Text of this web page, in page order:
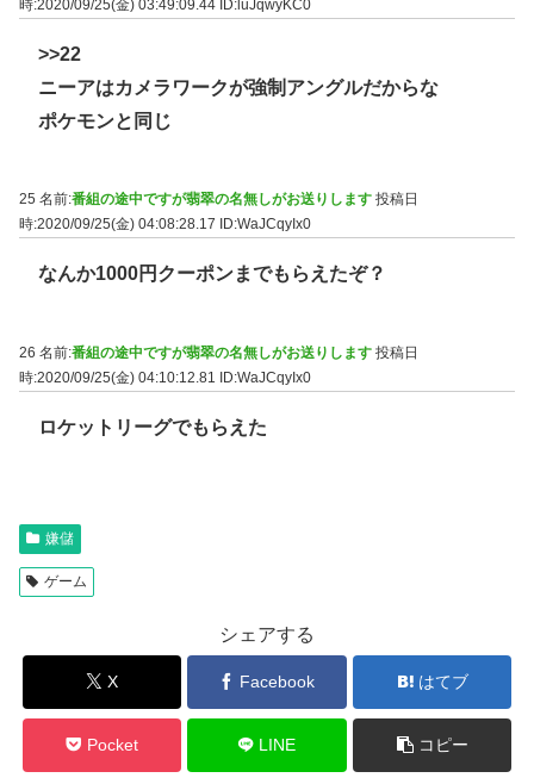
時:2020/09/25(金) 03:49:09.44 ID:luJqwyKC0
>>22
ニーアはカメラワークが強制アングルだからな
ポケモンと同じ
25 名前:番組の途中ですが翡翠の名無しがお送りします 投稿日
時:2020/09/25(金) 04:08:28.17
ID:WaJCqyIx0
なんか1000円クーポンまでもらえたぞ？
26 名前:番組の途中ですが翡翠の名無しがお送りします 投稿日
時:2020/09/25(金) 04:10:12.81 ID:WaJCqyIx0
ロケットリーグでもらえた
嫌儲
ゲーム
シェアする
X Facebook はてブ
Pocket LINE コピー